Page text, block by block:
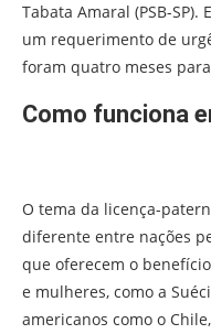
Tabata Amaral (PSB-
um requerimento de
foram quatro meses
Como funciona
O tema da licença-
diferente entre nações
que oferecem o
e mulheres, como a
americanos como o